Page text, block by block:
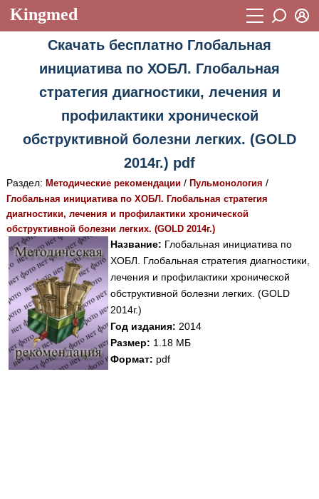
Kingmed
Учебный материал
Видеогалерея 899
Истории болезней 1268
Лекции и презентации 2474
Аккредитационные тесты (6)
Методические рекомендации 1050
Научно-популярное
Статьи
Новости (244)
Медицинская стандартизация
Нормативы экстренной и неотложной помощи
Восстановить пароль
Вход
Скачать бесплатно Глобальная
инициатива по ХОБЛ. Глобальная
стратегия диагностики, лечения и
профилактики хронической
обструктивной болезни легких. (GOLD
2014г.) pdf
Раздел: Методические рекомендации/ Пульмонология /
Глобальная инициатива по ХОБЛ. Глобальная стратегия
диагностики, лечения и профилактики хронической
обструктивной болезни легких. (GOLD 2014г.)
Название: Глобальная инициатива по
ХОБЛ. Глобальная стратегия диагностики,
лечения и профилактики хронической
обструктивной болезни легких. (GOLD
2014г.)
Год издания: 2014
Размер: 1.18 МБ
Формат: pdf